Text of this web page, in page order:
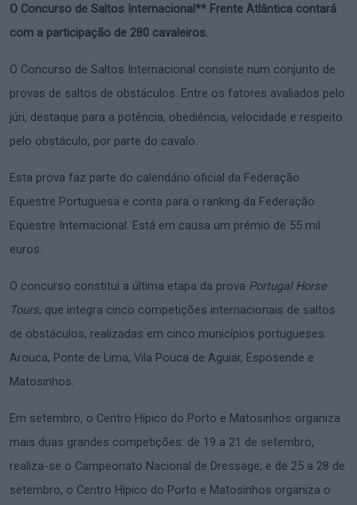
O Concurso de Saltos Internacional** Frente Atlântica contará
com a participação de 280 cavaleiros.
O Concurso de Saltos Internacional consiste num conjunto de
provas de saltos de obstáculos. Entre os fatores avaliados pelo
júri, destaque para a potência, obediência, velocidade e respeito
pelo obstáculo, por parte do cavalo.
Esta prova faz parte do calendário oficial da Federação
Equestre Portuguesa e conta para o ranking da Federação
Equestre Internacional. Está em causa um prémio de 55 mil
euros.
O concurso constitui a última etapa da prova Portugal Horse
Tours, que integra cinco competições internacionais de saltos
de obstáculos, realizadas em cinco municípios portugueses:
Arouca, Ponte de Lima, Vila Pouca de Aguiar, Esposende e
Matosinhos.
Em setembro, o Centro Hípico do Porto e Matosinhos organiza
mais duas grandes competições: de 19 a 21 de setembro,
realiza-se o Campeonato Nacional de Dressage; e de 25 a 28 de
setembro, o Centro Hípico do Porto e Matosinhos organiza o